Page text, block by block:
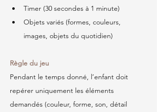
Timer (30 secondes à 1 minute)
Objets variés (formes, couleurs,
images, objets du quotidien)
Règle du jeu
Pendant le temps donné, l’enfant doit
repérer uniquement les éléments
demandés (couleur, forme, son, détail